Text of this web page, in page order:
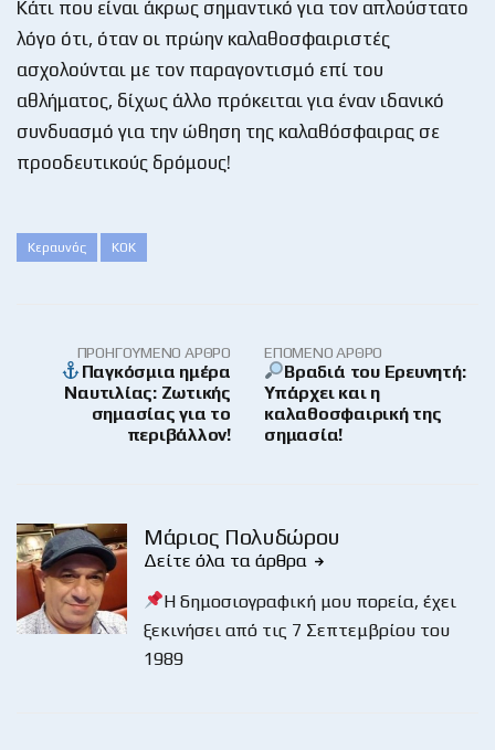
Κάτι που είναι άκρως σημαντικό για τον απλούστατο
λόγο ότι, όταν οι πρώην καλαθοσφαιριστές
ασχολούνται με τον παραγοντισμό επί του
αθλήματος, δίχως άλλο πρόκειται για έναν ιδανικό
συνδυασμό για την ώθηση της καλαθόσφαιρας σε
προοδευτικούς δρόμους!
Κεραυνός ΚΟΚ
ΠΡΟΗΓΟΎΜΕΝΟ ΆΡΘΡΟ
Παγκόσμια ημέρα
Ναυτιλίας: Ζωτικής
σημασίας για το
περιβάλλον!
ΕΠΌΜΕΝΟ ΆΡΘΡΟ
Βραδιά του Ερευνητή:
Υπάρχει και η
καλαθοσφαιρική της
σημασία!
Μάριος Πολυδώρου
Δείτε όλα τα άρθρα
Η δημοσιογραφική μου πορεία, έχει
ξεκινήσει από τις 7 Σεπτεμβρίου του
1989